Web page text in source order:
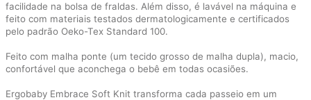
facilidade na bolsa de fraldas. Além disso, é lavável na máquina e
feito com materiais testados dermatologicamente e certificados
pelo padrão Oeko-Tex Standard 100.
Feito com malha ponte (um tecido grosso de malha dupla), macio,
confortável que aconchega o bebê em todas ocasiões.
Ergobaby Embrace Soft Knit transforma cada passeio em um